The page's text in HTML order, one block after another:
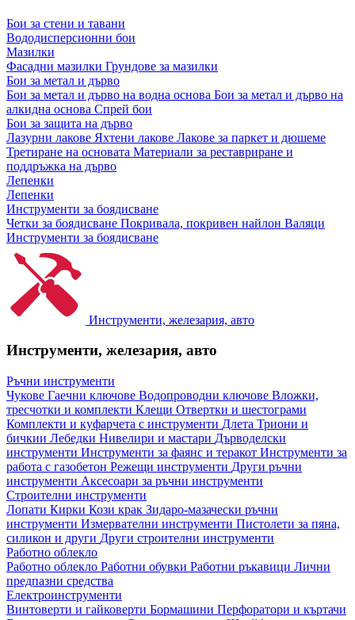
Бои за стени и тавани
Вододисперсионни бои
Мазилки
Фасадни мазилки Грундове за мазилки
Бои за метал и дърво
Бои за метал и дърво на водна основа Бои за метал и дърво на
алкидна основа Спрей бои
Бои за защита на дърво
Лазурни лакове Яхтени лакове Лакове за паркет и дюшеме
Третиране на основата Материали за реставриране и
поддръжка на дърво
Лепенки
Лепенки
Инструменти за боядисване
Четки за боядисване Покривала, покривен найлон Валяци
Инструменти за боядисване
Инструменти, железария, авто
Инструменти, железария, авто
Ръчни инструменти
Чукове Гаечни ключове Водопроводни ключове Вложки,
тресчотки и комплекти Клещи Отвертки и шестограми
Комплекти и куфарчета с инструменти Длета Триони и
бичкии Лебедки Нивелири и мастари Дърводелски
инструменти Инструменти за фаянс и теракот Инструменти за
работа с газобетон Режещи инструменти Други ръчни
инструменти Аксесоари за ръчни инструменти
Строителни инструменти
Лопати Кирки Кози крак Зидаро-мазачески ръчни
инструменти Измервателни инструменти Пистолети за пяна,
силикон и други Други строителни инструменти
Работно облекло
Работно облекло Работни обувки Работни ръкавици Лични
предпазни средства
Електроинструменти
Винтоверти и гайковерти Бормашини Перфоратори и къртачи